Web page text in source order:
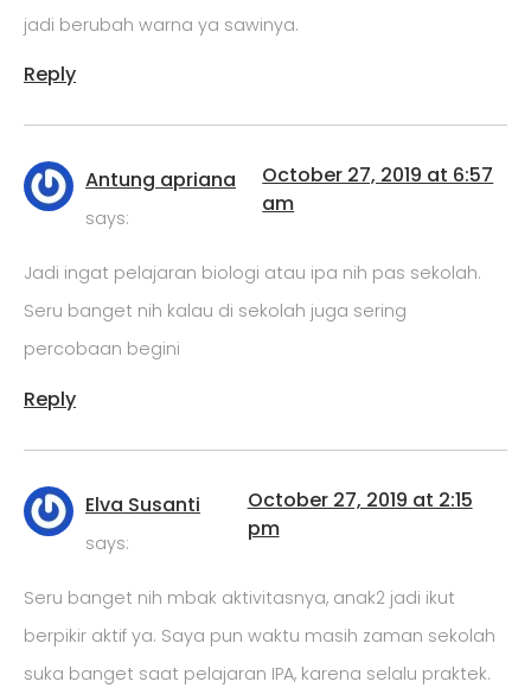
jadi berubah warna ya sawinya.
Reply
Antung apriana
says:
October 27, 2019 at 6:57
am
Jadi ingat pelajaran biologi atau ipa nih pas sekolah.
Seru banget nih kalau di sekolah juga sering
percobaan begini
Reply
Elva Susanti
says:
October 27, 2019 at 2:15
pm
Seru banget nih mbak aktivitasnya, anak2 jadi ikut
berpikir aktif ya. Saya pun waktu masih zaman sekolah
suka banget saat pelajaran IPA, karena selalu praktek.